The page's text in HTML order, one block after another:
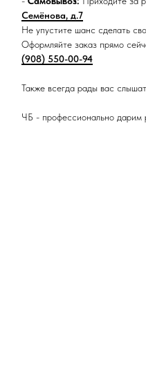
Семёнова, д.7
Не упустите шанс сделать
Оформляйте заказ прямо
(908) 550-00-94
Также всегда рады вас
ЧБ - профессионально дарим